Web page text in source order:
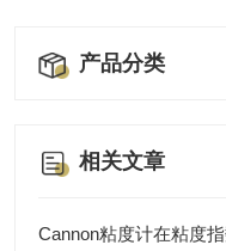
产品分类
相关文章
Cannon粘度计在粘度